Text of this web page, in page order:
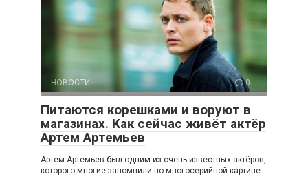
НОВОСТИ 0
Питаются корешками и воруют в
магазинах. Как сейчас живёт актёр
Артем Артемьев
Артем Артемьев был одним из очень известных актёров,
которого многие запомнили по многосерийной картине